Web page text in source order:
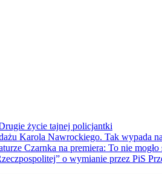
życie tajnej policjantki
Karola Nawrockiego. Tak wypada
Czarnka na premiera: To nie mogło
o wymianie przez PiS